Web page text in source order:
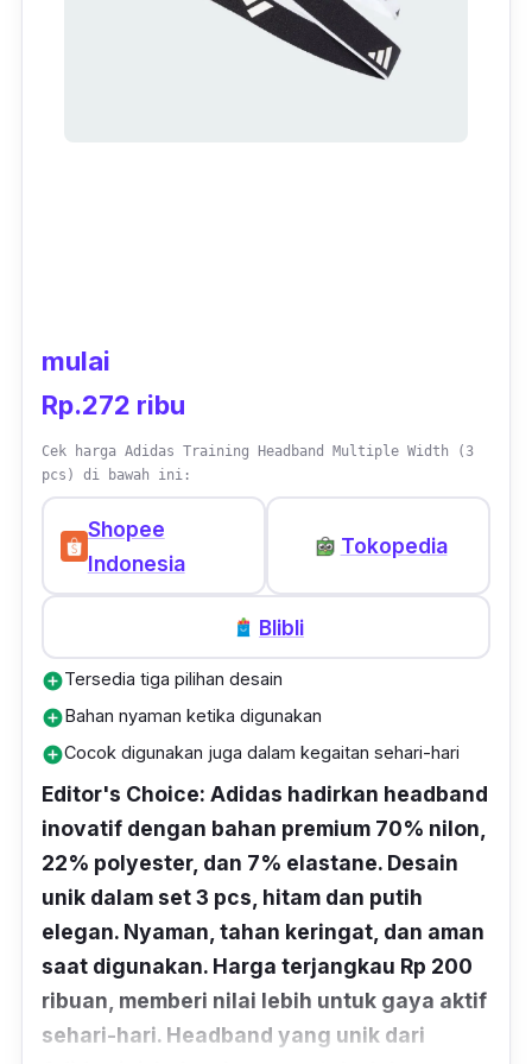
mulai
Rp.272 ribu
Cek harga Adidas Training Headband Multiple Width (3
pcs) di bawah ini:
Shopee
Indonesia
Tokopedia
Blibli
add_circleTersedia tiga pilihan desain
add_circle Bahan nyaman ketika digunakan
add_circleCocok digunakan juga dalam kegaitan sehari-hari
Editor's Choice: Adidas hadirkan headband
inovatif dengan bahan premium 70% nilon,
22% polyester, dan 7% elastane. Desain
unik dalam set 3 pcs, hitam dan putih
elegan. Nyaman, tahan keringat, dan aman
saat digunakan. Harga terjangkau Rp 200
ribuan, memberi nilai lebih untuk gaya aktif
sehari-hari. Headband yang unik dari